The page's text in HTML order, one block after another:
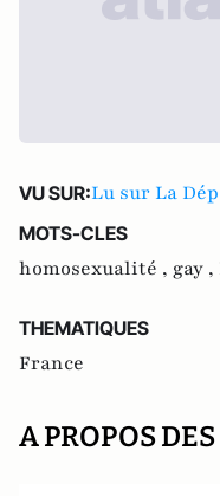
VU SUR:Lu sur La
MOTS-CLES
homosexualité , gay ,
THEMATIQUES
France
A PROPOS